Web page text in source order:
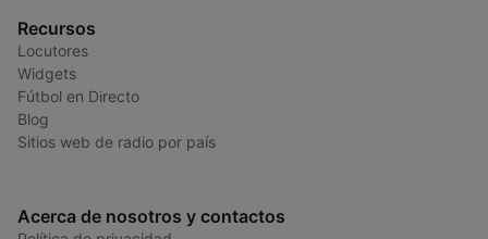
Recursos
Locutores
Widgets
Fútbol en Directo
Blog
Sitios web de radio por país
Acerca de nosotros y contactos